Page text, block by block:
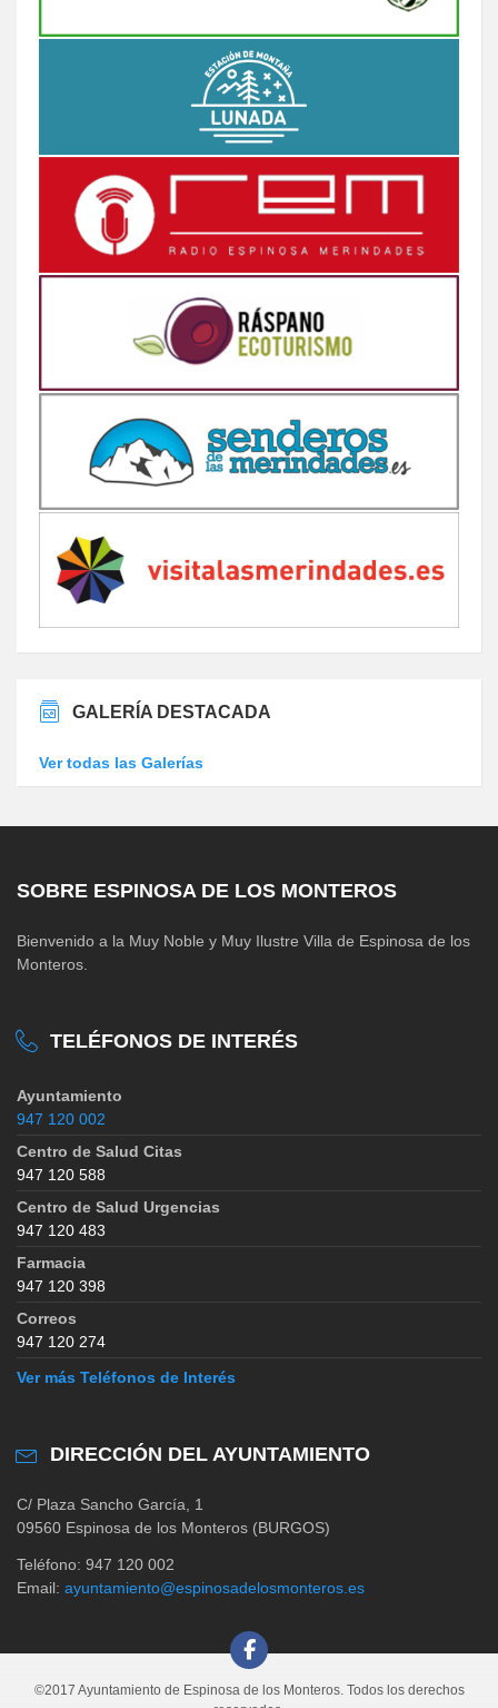
GALERÍA DESTACADA
Ver todas las Galerías
SOBRE ESPINOSA DE LOS MONTEROS
Bienvenido a la Muy Noble y Muy Ilustre Villa de Espinosa de los
Monteros.
TELÉFONOS DE INTERÉS
Ayuntamiento
947 120 002
Centro de Salud Citas
947 120 588
Centro de Salud Urgencias
947 120 483
Farmacia
947 120 398
Correos
947 120 274
Ver más Teléfonos de Interés
DIRECCIÓN DEL AYUNTAMIENTO
C/ Plaza Sancho García, 1
09560 Espinosa de los Monteros (BURGOS)
Teléfono: 947 120 002
Email: ayuntamiento@espinosadelosmonteros.es
©2017 Ayuntamiento de Espinosa de los Monteros. Todos los derechos